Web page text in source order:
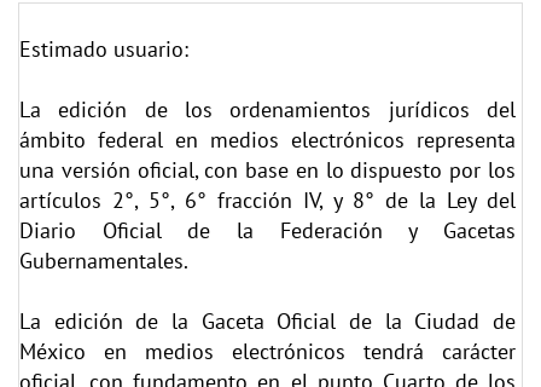
Estimado usuario:
La edición de los ordenamientos jurídicos del
ámbito federal en medios electrónicos representa
una versión oficial, con base en lo dispuesto por los
artículos 2°, 5°, 6° fracción IV, y 8° de la Ley del
Diario Oficial de la Federación y Gacetas
Gubernamentales.
La edición de la Gaceta Oficial de la Ciudad de
México en medios electrónicos tendrá carácter